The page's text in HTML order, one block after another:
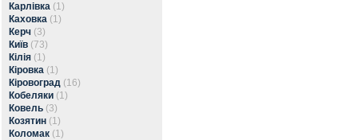
Карлівка (1)
Каховка (1)
Керч (3)
Київ (73)
Кілія (1)
Кіровка (1)
Кіровоград (16)
Кобеляки (1)
Ковель (3)
Козятин (1)
Коломак (1)